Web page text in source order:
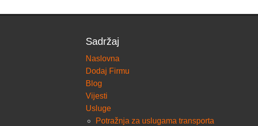
Sadržaj
Naslovna
Dodaj Firmu
Blog
Vijesti
Usluge
Potražnja za uslugama transporta